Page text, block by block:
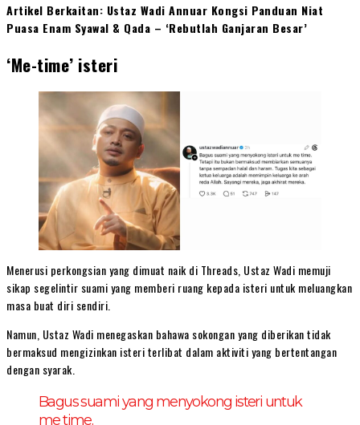
Artikel Berkaitan: Ustaz Wadi Annuar Kongsi Panduan Niat
Puasa Enam Syawal & Qada – ‘Rebutlah Ganjaran Besar’
‘Me-time’ isteri
Menerusi perkongsian yang dimuat naik di Threads, Ustaz Wadi memuji
sikap segelintir suami yang memberi ruang kepada isteri untuk meluangkan
masa buat diri sendiri.
Namun, Ustaz Wadi menegaskan bahawa sokongan yang diberikan tidak
bermaksud mengizinkan isteri terlibat dalam aktiviti yang bertentangan
dengan syarak.
Bagus suami yang menyokong isteri untuk
me time.